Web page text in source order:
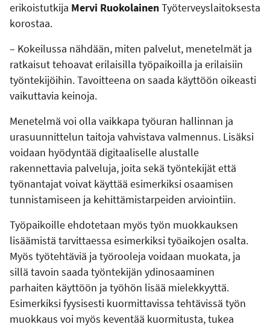
erikoistutkija Mervi RuokolainenTyöterveyslaitoksesta
korostaa.
– Kokeilussa nähdään, miten palvelut, menetelmät ja
ratkaisut tehoavat erilaisilla työpaikoilla ja erilaisiin
työntekijöihin. Tavoitteena on saada käyttöön oikeasti
vaikuttavia keinoja.
Menetelmä voi olla vaikkapa työuran hallinnan ja
urasuunnittelun taitoja vahvistava valmennus. Lisäksi
voidaan hyödyntää digitaaliselle alustalle
rakennettavia palveluja, joita sekä työntekijät että
työnantajat voivat käyttää esimerkiksi osaamisen
tunnistamiseen ja kehittämistarpeiden arviointiin.
Työpaikoille ehdotetaan myös työn muokkauksen
lisäämistä tarvittaessa esimerkiksi työaikojen osalta.
Myös työtehtäviä ja työrooleja voidaan muokata, ja
sillä tavoin saada työntekijän ydinosaaminen
parhaiten käyttöön ja työhön lisää mielekkyyttä.
Esimerkiksi fyysisesti kuormittavissa tehtävissä työn
muokkaus voi myös keventää kuormitusta, tukea